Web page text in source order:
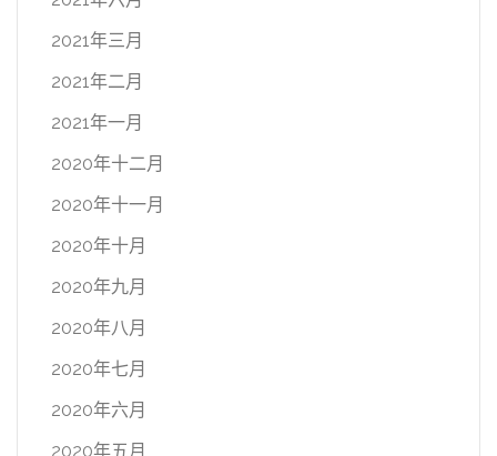
2021年三月
2021年二月
2021年一月
2020年十二月
2020年十一月
2020年十月
2020年九月
2020年八月
2020年七月
2020年六月
2020年五月